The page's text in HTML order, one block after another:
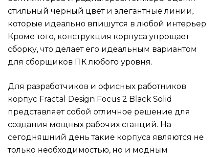
стильный черный цвет и элегантные линии,
которые идеально впишутся в любой интерьер.
Кроме того, конструкция корпуса упрощает
сборку, что делает его идеальным вариантом
для сборщиков ПК любого уровня.
Для разработчиков и офисных работников
корпус Fractal Design Focus 2 Black Solid
представляет собой отличное решение для
создания мощных рабочих станций. На
сегодняшний день такие корпуса являются не
только необходимостью, но и модным